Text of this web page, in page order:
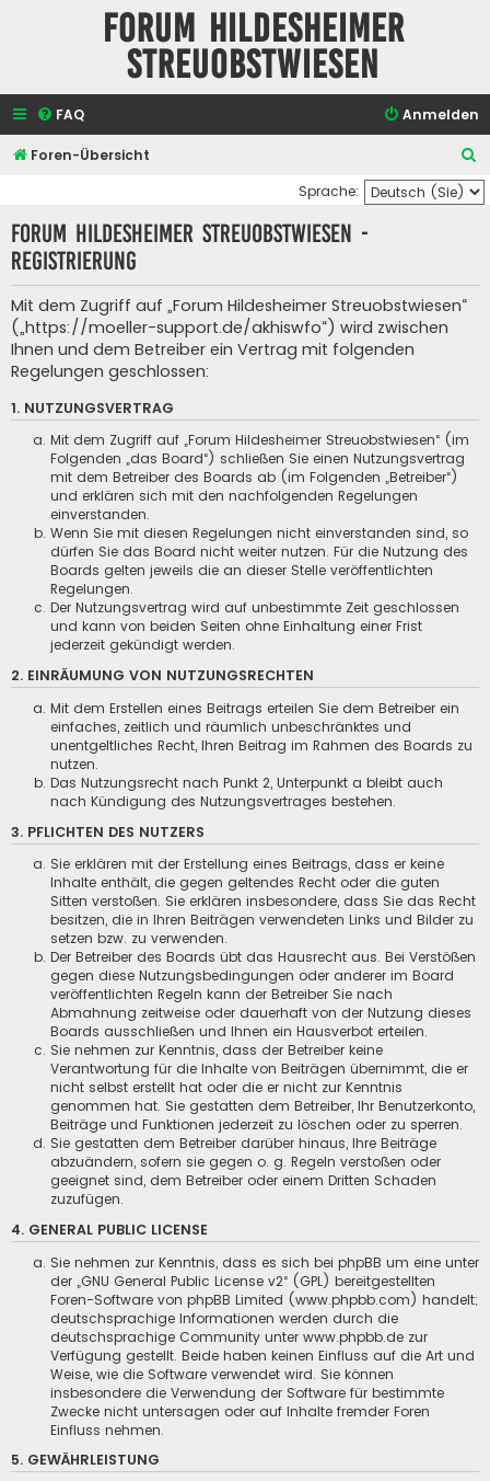
Forum Hildesheimer
Streuobstwiesen
FAQ Anmelden
Foren-Übersicht
u
c
Sprache:
Forum Hildesheimer Streuobstwiesen -
Registrierung
Mit dem Zugriff auf „Forum Hildesheimer Streuobstwiesen“
(„https://moeller-support.de/akhiswfo“) wird zwischen
Ihnen und dem Betreiber ein Vertrag mit folgenden
Regelungen geschlossen:
1. NUTZUNGSVERTRAG
Mit dem Zugriff auf „Forum Hildesheimer Streuobstwiesen“ (im
Folgenden „das Board“) schließen Sie einen Nutzungsvertrag
mit dem Betreiber des Boards ab (im Folgenden „Betreiber“)
und erklären sich mit den nachfolgenden Regelungen
einverstanden.
Wenn Sie mit diesen Regelungen nicht einverstanden sind, so
dürfen Sie das Board nicht weiter nutzen. Für die Nutzung des
Boards gelten jeweils die an dieser Stelle veröffentlichten
Regelungen.
Der Nutzungsvertrag wird auf unbestimmte Zeit geschlossen
und kann von beiden Seiten ohne Einhaltung einer Frist
jederzeit gekündigt werden.
2. EINRÄUMUNG VON NUTZUNGSRECHTEN
Mit dem Erstellen eines Beitrags erteilen Sie dem Betreiber ein
einfaches, zeitlich und räumlich unbeschränktes und
unentgeltliches Recht, Ihren Beitrag im Rahmen des Boards zu
nutzen.
Das Nutzungsrecht nach Punkt 2, Unterpunkt a bleibt auch
nach Kündigung des Nutzungsvertrages bestehen.
3. PFLICHTEN DES NUTZERS
Sie erklären mit der Erstellung eines Beitrags, dass er keine
Inhalte enthält, die gegen geltendes Recht oder die guten
Sitten verstoßen. Sie erklären insbesondere, dass Sie das Recht
besitzen, die in Ihren Beiträgen verwendeten Links und Bilder zu
setzen bzw. zu verwenden.
Der Betreiber des Boards übt das Hausrecht aus. Bei Verstößen
gegen diese Nutzungsbedingungen oder anderer im Board
veröffentlichten Regeln kann der Betreiber Sie nach
Abmahnung zeitweise oder dauerhaft von der Nutzung dieses
Boards ausschließen und Ihnen ein Hausverbot erteilen.
Sie nehmen zur Kenntnis, dass der Betreiber keine
Verantwortung für die Inhalte von Beiträgen übernimmt, die er
nicht selbst erstellt hat oder die er nicht zur Kenntnis
genommen hat. Sie gestatten dem Betreiber, Ihr Benutzerkonto,
Beiträge und Funktionen jederzeit zu löschen oder zu sperren.
Sie gestatten dem Betreiber darüber hinaus, Ihre Beiträge
abzuändern, sofern sie gegen o. g. Regeln verstoßen oder
geeignet sind, dem Betreiber oder einem Dritten Schaden
zuzufügen.
4. GENERAL PUBLIC LICENSE
Sie nehmen zur Kenntnis, dass es sich bei phpBB um eine unter
der „GNU General Public License v2“ (GPL) bereitgestellten
Foren-Software von phpBB Limited (www.phpbb.com) handelt;
deutschsprachige Informationen werden durch die
deutschsprachige Community unter www.phpbb.de zur
Verfügung gestellt. Beide haben keinen Einfluss auf die Art und
Weise, wie die Software verwendet wird. Sie können
insbesondere die Verwendung der Software für bestimmte
Zwecke nicht untersagen oder auf Inhalte fremder Foren
Einfluss nehmen.
5. GEWÄHRLEISTUNG